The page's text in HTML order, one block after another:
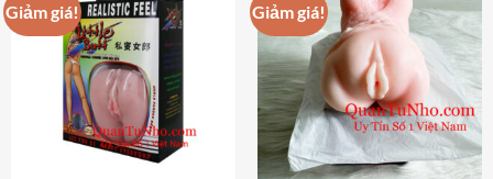
Giảm giá! Giảm giá!